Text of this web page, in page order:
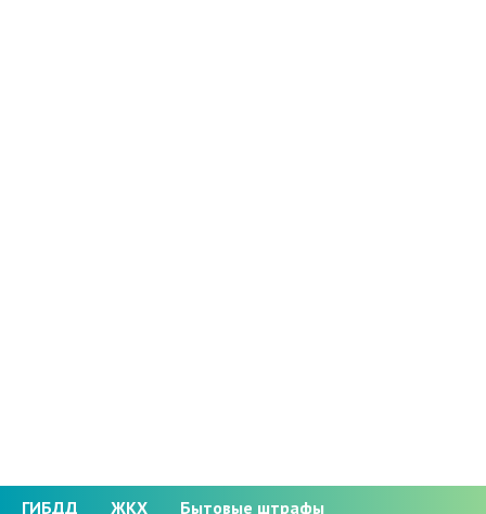
ГИБДД ЖКХ Бытовые штрафы